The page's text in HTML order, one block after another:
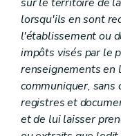
lorsqu'ils en sont
l'établissement ou
impôts visés par le
renseignements en
communiquer, sans
registres et
et de lui laisser